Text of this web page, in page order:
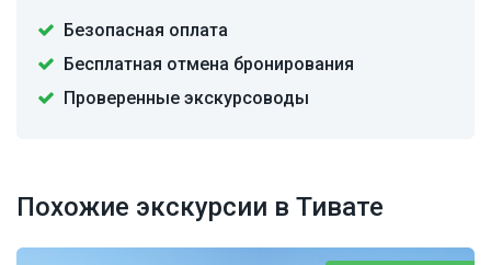
Безопасная оплата
Бесплатная отмена бронирования
Проверенные экскурсоводы
Похожие экскурсии в Тивате